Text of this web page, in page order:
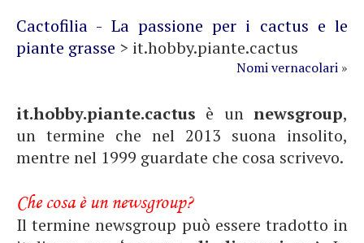
Cactofilia - La passione per i cactus e le
piante grasse > it.hobby.piante.cactus
Nomi vernacolari »
it.hobby.piante.cactus è un newsgroup,
un termine che nel 2013 suona insolito,
mentre nel 1999 guardate che cosa scrivevo.
Che cosa è un newsgroup?
Il termine newsgroup può essere tradotto in